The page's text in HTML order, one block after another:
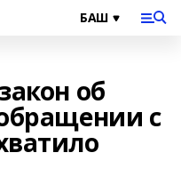
об
с